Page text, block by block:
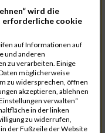
00:49:41.7
00:49:56.1
00:49:56.6
00:49:57.3
00:50:04.8
00:50:08.3
00:50:08.8
wird die
erforderliche cookie
auf Informationen auf
und anderen
zu verarbeiten. Einige
möglicherweise
zu widersprechen, öffnen
akzeptieren, ablehnen
verwalten“
in der linken
zu widerrufen,
der Fußzeile der Website